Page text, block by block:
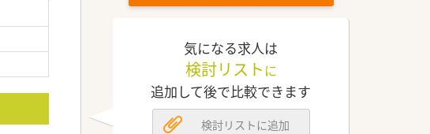
気になる求人は
検討リスト に
追加して後で比較できます
検討リストに追加